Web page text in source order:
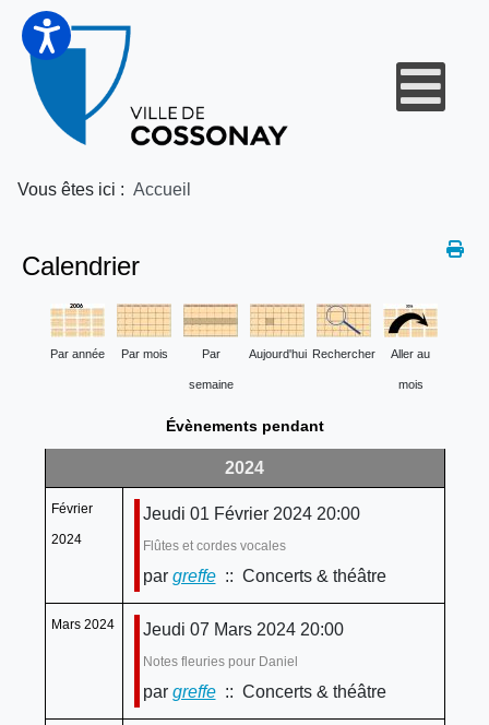
Vous êtes ici : Accueil
Calendrier
Par année Par mois Par
semaine
Aujourd'hui Rechercher Aller au
mois
Évènements pendant
2024
Février
2024
Jeudi 01 Février 2024 20:00
Flûtes et cordes vocales
par greffe:: Concerts & théâtre
Mars 2024 Jeudi 07 Mars 2024 20:00
Notes fleuries pour Daniel
par greffe:: Concerts & théâtre